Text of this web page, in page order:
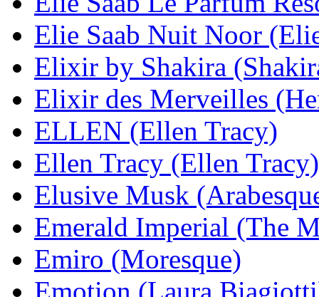
Elie Saab Nuit Noor
Elixir by Shakira
Elixir des Merveilles
ELLEN (Ellen Tracy)
Ellen Tracy (Ellen Tracy)
Elusive Musk
Emerald Imperial (The
Emiro (Moresque)
Emotion (Laura